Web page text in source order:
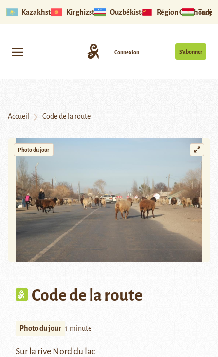
Kazakhstan Kirghizstan Ouzbékistan Région Ouïghoure
S’abonner
Connexion
Accueil Code de la route
Photo du jour
Code de la route
Photo du jour 1 minute
Sur la rive Nord du lac